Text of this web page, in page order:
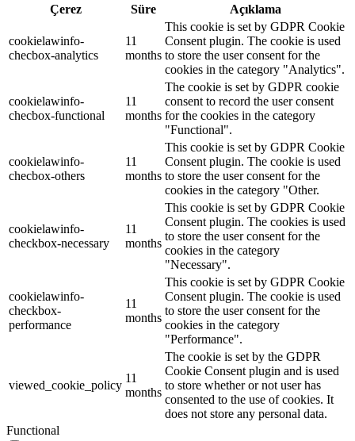
Çerez
Süre Açıklama
cookielawinfo-
checbox-analytics
11
months
This cookie is set by GDPR Cookie
Consent plugin. The cookie is used
to store the user consent for the
cookies in the category "Analytics".
cookielawinfo-
checbox-functional
11
months
The cookie is set by GDPR cookie
consent to record the user consent
for the cookies in the category
"Functional".
cookielawinfo-
checbox-others
11
months
This cookie is set by GDPR Cookie
Consent plugin. The cookie is used
to store the user consent for the
cookies in the category "Other.
cookielawinfo-
checkbox-necessary
11
months
This cookie is set by GDPR Cookie
Consent plugin. The cookies is used
to store the user consent for the
cookies in the category
"Necessary".
cookielawinfo-
checkbox-
performance
11
months
This cookie is set by GDPR Cookie
Consent plugin. The cookie is used
to store the user consent for the
cookies in the category
"Performance".
viewed_cookie_policy
11
months
The cookie is set by the GDPR
Cookie Consent plugin and is used
to store whether or not user has
consented to the use of cookies. It
does not store any personal data.
Functional